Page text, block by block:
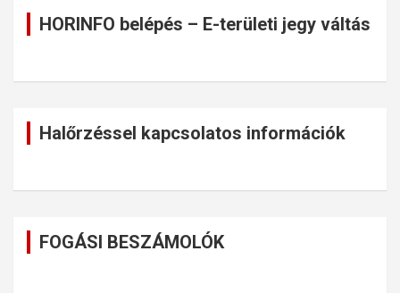
HORINFO belépés – E-területi jegy váltás
Halőrzéssel kapcsolatos információk
FOGÁSI BESZÁMOLÓK